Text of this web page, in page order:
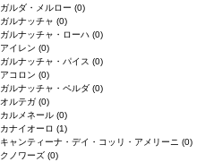
ガルダ・メルロー (0)
ガルナッチャ (0)
ガルナッチャ・ローハ (0)
アイレン (0)
ガルナッチャ・パイス (0)
アコロン (0)
ガルナッチャ・ペルダ (0)
オルテガ (0)
カルメネール (0)
カナイオーロ (1)
キャンティーナ・デイ・コッリ・アメリーニ (0)
クノワーズ (0)